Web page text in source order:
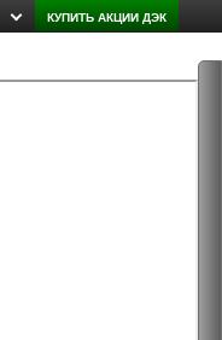
КУПИТЬ АКЦИИ ДЭК